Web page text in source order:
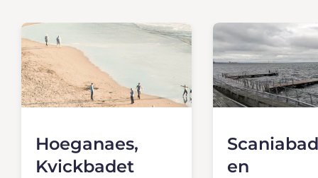
Hoeganaes,
Kvickbadet
en